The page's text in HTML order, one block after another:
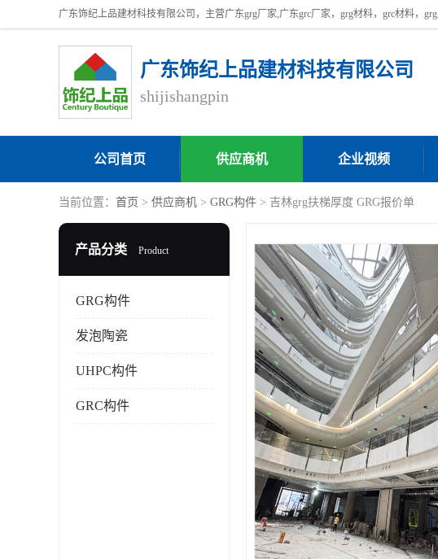
广东饰纪上品建材科技有限公司
shijishangpin
公司首页 供应商机 企业视频
当前位置： 首页 > 供应商机 > GRG构件 > 吉林grg扶梯厚度 GRG报价单
产品分类 Product
GRG构件
发泡陶瓷
UHPC构件
GRC构件